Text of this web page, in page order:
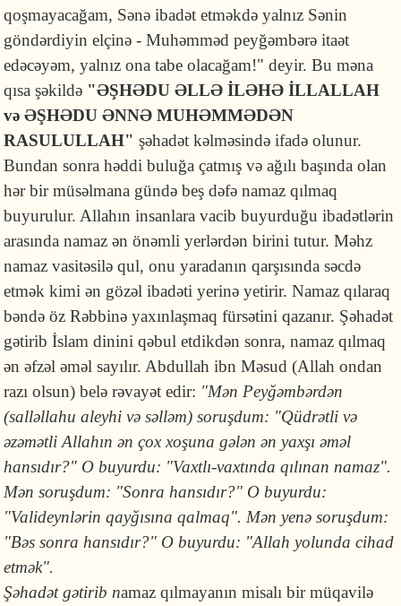
qoşmayacağam, Sənə ibadət etməkdə yalnız Sənin
göndərdiyin elçinə - Muhəmməd peyğəmbərə itaət
edəcəyəm, yalnız ona tabe olacağam!" deyir. Bu məna
qısa şəkildə "ƏŞHƏDU ƏLLƏ İLƏHƏ İLLALLAH
və ƏŞHƏDU ƏNNƏ MUHƏMMƏDƏN
RASULULLAH" şəhadət kəlməsində ifadə olunur.
Bundan sonra həddi buluğa çatmış və ağılı başında olan
hər bir müsəlmana gündə beş dəfə namaz qılmaq
buyurulur. Allahın insanlara vacib buyurduğu ibadətlərin
arasında namaz ən önəmli yerlərdən birini tutur. Məhz
namaz vasitəsilə qul, onu yaradanın qarşısında səcdə
etmək kimi ən gözəl ibadəti yerinə yetirir. Namaz qılaraq
bəndə öz Rəbbinə yaxınlaşmaq fürsətini qazanır. Şəhadət
gətirib İslam dinini qəbul etdikdən sonra, namaz qılmaq
ən əfzəl əməl sayılır. Abdullah ibn Məsud (Allah ondan
razı olsun) belə rəvayət edir: "Mən Peyğəmbərdən
(salləllahu aleyhi və səlləm) soruşdum: "Qüdrətli və
əzəmətli Allahın ən çox xoşuna gələn ən yaxşı əməl
hansıdır?" O buyurdu: "Vaxtlı-vaxtında qılınan namaz".
Mən soruşdum: "Sonra hansıdır?" O buyurdu:
"Valideynlərin qayğısına qalmaq". Mən yenə soruşdum:
"Bəs sonra hansıdır?" O buyurdu: "Allah yolunda cihad
etmək".
Şəhadət gətirib namaz qılmayanın misalı bir müqavilə